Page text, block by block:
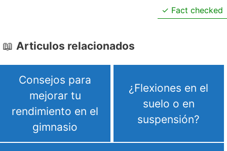
Fact checked
Articulos relacionados
Consejos para
mejorar tu
rendimiento en el
gimnasio
¿Flexiones en el
suelo o en
suspensión?